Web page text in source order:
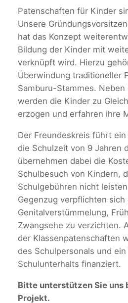
Patenschaften für Kinder
Unsere
hat das Konzept
Bildung der Kinder mit
verknüpft wird. Hierzu
Überwindung traditioneller
Samburu-Stammes. Neben
werden die Kinder zu
erzogen und erfahren ihre
Der Freundeskreis führt
die Schulzeit von 9 Jahren
übernehmen dabei die
Schulbesuch von Kindern,
Schulgebühren nicht
Gegenzug verpflichten sich
Genitalverstümmelung,
Zwangsehe zu verzichten.
der Klassenpatenschaften
des Schulpersonals und ein
Schulunterhalts finanziert.
Bitte unterstützen Sie uns
Projekt.